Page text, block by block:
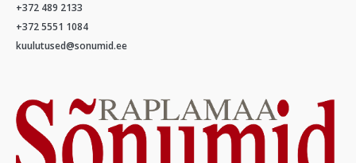
+372 489 2133
+372 5551 1084
kuulutused@sonumid.ee